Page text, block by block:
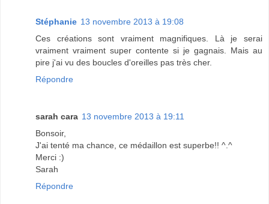
Stéphanie 13 novembre 2013 à 19:08
Ces créations sont vraiment magnifiques. Là je serai
vraiment vraiment super contente si je gagnais. Mais au
pire j'ai vu des boucles d'oreilles pas très cher.
Répondre
sarah cara 13 novembre 2013 à 19:11
Bonsoir,
J'ai tenté ma chance, ce médaillon est superbe!! ^.^
Merci :)
Sarah
Répondre